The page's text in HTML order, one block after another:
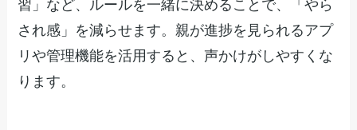
習」など、ルールを一緒に決めることで、「やら
され感」を減らせます。親が進捗を見られるアプ
リや管理機能を活用すると、声かけがしやすくな
ります。